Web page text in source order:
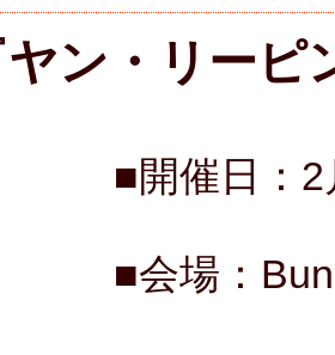
ン・リーピ
■開催日：
■会場：